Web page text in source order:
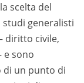
scelta del
generalisti
diritto civile,
e sono
di un punto di